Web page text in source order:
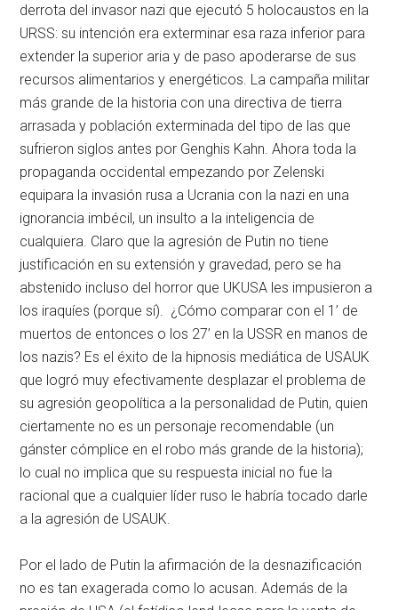
derrota del invasor nazi que ejecutó 5 holocaustos en la
URSS: su intención era exterminar esa raza inferior para
extender la superior aria y de paso apoderarse de sus
recursos alimentarios y energéticos. La campaña militar
más grande de la historia con una directiva de tierra
arrasada y población exterminada del tipo de las que
sufrieron siglos antes por Genghis Kahn. Ahora toda la
propaganda occidental empezando por Zelenski
equipara la invasión rusa a Ucrania con la nazi en una
ignorancia imbécil, un insulto a la inteligencia de
cualquiera. Claro que la agresión de Putin no tiene
justificación en su extensión y gravedad, pero se ha
abstenido incluso del horror que UKUSA les impusieron a
los iraquíes (porque sí). ¿Cómo comparar con el 1’ de
muertos de entonces o los 27’ en la USSR en manos de
los nazis? Es el éxito de la hipnosis mediática de USAUK
que logró muy efectivamente desplazar el problema de
su agresión geopolítica a la personalidad de Putin, quien
ciertamente no es un personaje recomendable (un
gánster cómplice en el robo más grande de la historia);
lo cual no implica que su respuesta inicial no fue la
racional que a cualquier líder ruso le habría tocado darle
a la agresión de USAUK.
Por el lado de Putin la afirmación de la desnazificación
no es tan exagerada como lo acusan. Además de la